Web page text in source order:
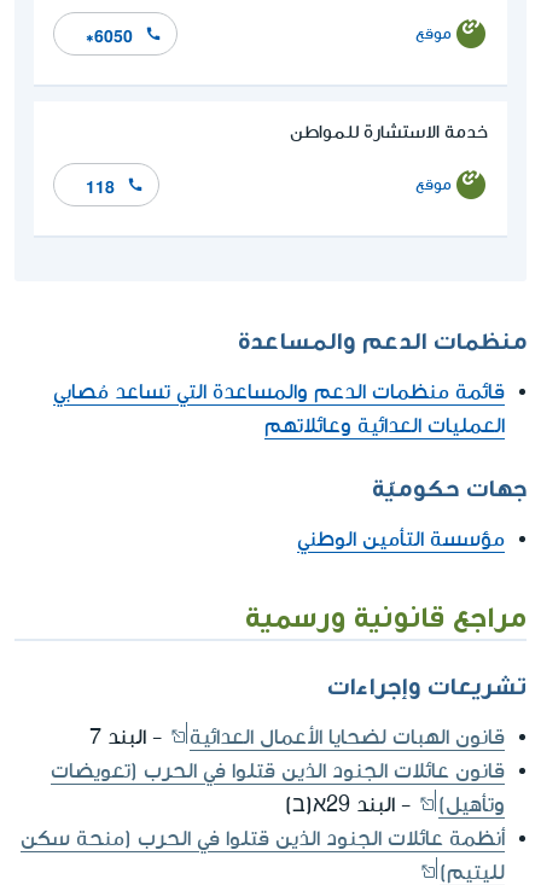
موقع *6050
خدمة الاستشارة للمواطن
موقع 118
منظمات الدعم والمساعدة
قائمة منظمات الدعم والمساعدة التي تساعد مُصابي
العمليات العدائية وعائلاتهم
جهات حكوميّة
مؤسسة التأمين الوطني
مراجع قانونية ورسمية
تشريعات وإجراءات
قانون الهبات لضحايا الأعمال العدائية
- البند 7
قانون عائلات الجنود الذين قتلوا في الحرب (تعويضات
وتأهيل)
- البند 29א(ב)
أنظمة عائلات الجنود الذين قتلوا في الحرب (منحة سكن
لليتيم)